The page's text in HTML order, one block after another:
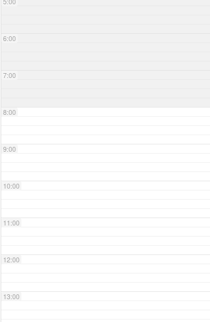
6:00
7:00
8:00
9:00
10:00
11:00
12:00
13:00